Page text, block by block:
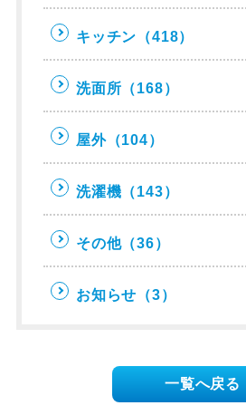
キッチン （418）
洗面所 （168）
屋外（104）
洗濯機 （143）
その他（36）
お知らせ （3）
一覧へ戻る